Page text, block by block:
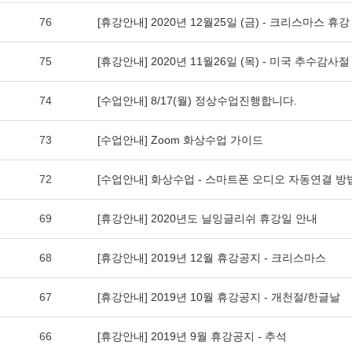
76 [휴강안내] 2020년 12월25일 (금) - 크리스마스 휴강
75 [휴강안내] 2020년 11월26일 (목) - 미국 추수감사절
74 [수업안내] 8/17(월) 정상수업진행합니다.
73 [수업안내] Zoom 화상수업 가이드
72 [수업안내] 화상수업 - 스마트폰 오디오 자동연결 방
69 [휴강안내] 2020년도 닐잉글리쉬 휴강일 안내
68 [휴강안내] 2019년 12월 휴강공지 - 크리스마스
67 [휴강안내] 2019년 10월 휴강공지 - 개천절/한글날
66 [휴강안내] 2019년 9월 휴강공지 - 추석